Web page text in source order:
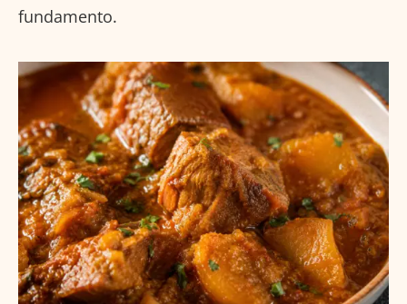
fundamento.